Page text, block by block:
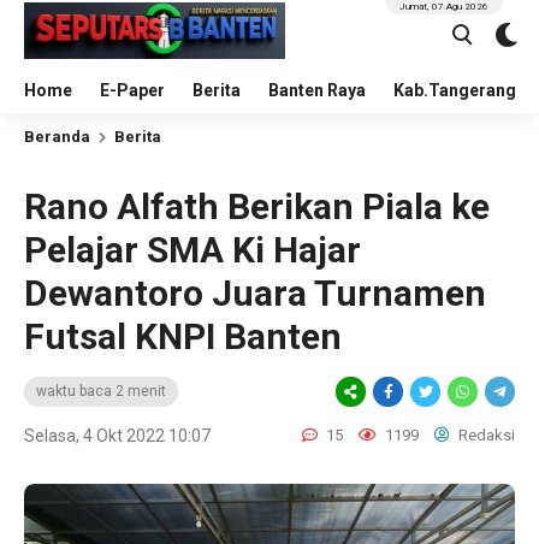
Home E-Paper Berita Banten Raya Kab.Tangerang
Jumat, 07 Agu 2026
Beranda Berita
Rano Alfath Berikan Piala ke
Pelajar SMA Ki Hajar
Dewantoro Juara Turnamen
Futsal KNPI Banten
waktu baca 2 menit
Selasa, 4 Okt 2022 10:07 15 1199 Redaksi